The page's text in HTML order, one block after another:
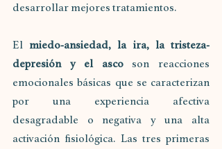
desarrollar mejores tratamientos.
El miedo-ansiedad, la ira, la tristeza-
depresión y el asco son reacciones
emocionales básicas que se caracterizan
por una experiencia afectiva
desagradable o negativa y una alta
activación fisiológica. Las tres primeras